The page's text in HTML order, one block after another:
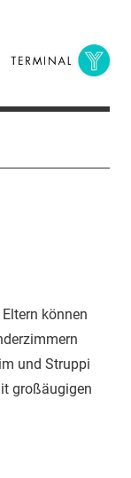
können
und Struppi
großäugigen